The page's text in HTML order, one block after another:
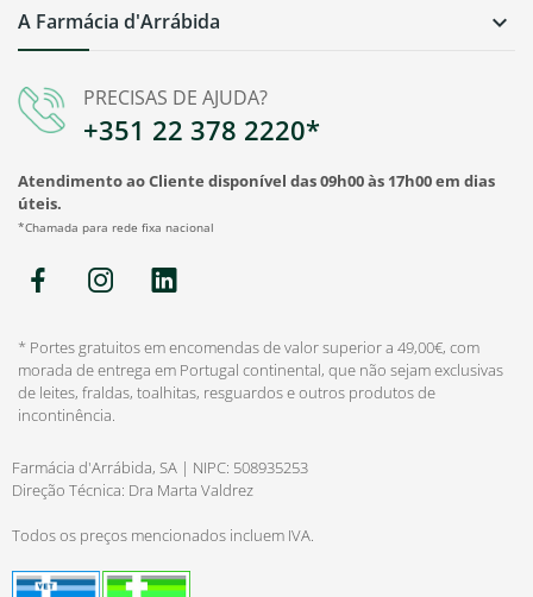
PRECISAS DE AJUDA?
+351 22 378 2220*
Atendimento ao Cliente disponível das 09h00 às 17h00 em dias
úteis.
*Chamada para rede fixa nacional
A Farmácia d'Arrábida 
* Portes gratuitos em encomendas de valor superior a 49,00€, com
morada de entrega em Portugal continental, que não sejam exclusivas
de leites, fraldas, toalhitas, resguardos e outros produtos de
incontinência.
Farmácia d'Arrábida, SA | NIPC: 508935253
Direção Técnica: Dra Marta Valdrez
Todos os preços mencionados incluem IVA.